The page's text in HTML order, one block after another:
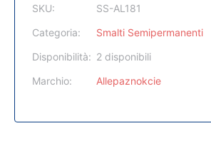
SKU:
SS-AL181
Categoria:
Smalti Semipermanenti
Disponibilità: 2 disponibili
Marchio:
Allepaznokcie